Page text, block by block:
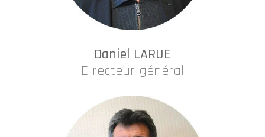
Daniel LARUE
Directeur général